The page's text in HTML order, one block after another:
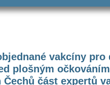
vakcíny pro
plošným očkováním
Čechů část expertů